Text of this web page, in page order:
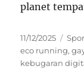
planet
Posted
on
11/12/2025
eco running,
kebugaran